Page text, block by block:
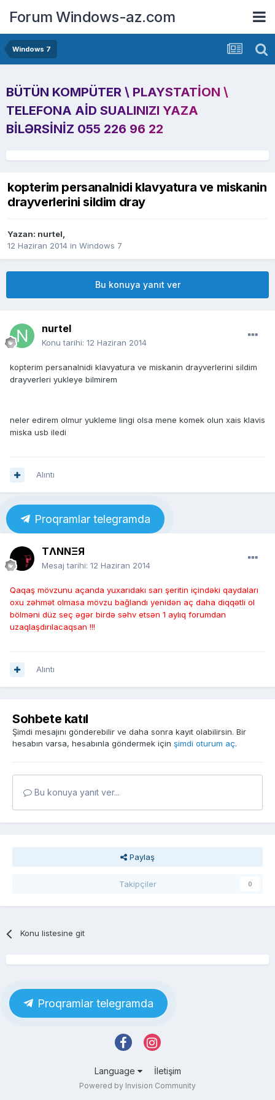
Forum Windows-az.com
Windows 7
BÜTÜN KOMPÜTER \ PLAYSTATION \
TELEFONA AID SUALINIZI YAZA
BILƏRSINIZ 055 226 96 22
kopterim persanalnidi klavyatura ve miskanin
drayverlerini sildim dray
Yazan: nurtel,
12 Haziran 2014 in Windows 7
Bu konuya yanıt ver
nurtel
Konu tarihi: 12 Haziran 2014
kopterim persanalnidi klavyatura ve miskanin drayverlerini sildim
drayverleri yukleye bilmirem
neler edirem olmur yukleme lingi olsa mene komek olun xais klavis
miska usb iledi
Alıntı
Proqramlar telegramda
TΛNNΞЯ
Mesaj tarihi: 12 Haziran 2014
Qaqaş mövzunu açanda yuxarıdakı sarı şeritin içindəki qaydaları
oxu zəhmət olmasa mövzu bağlandı yenidən aç daha diqqətli ol
bölməni düz seç əgər birdə səhv etsən 1 aylıq forumdan
uzaqlaşdırılacaqsan !!!
Alıntı
Sohbete katıl
Şimdi mesajını gönderebilir ve daha sonra kayıt olabilirsin. Bir
hesabın varsa, hesabınla göndermek için şimdi oturum aç.
Bu konuya yanıt ver...
Paylaş
Takipçiler 0
Konu listesine git
Proqramlar telegramda
Language İletişim
Powered by Invision Community